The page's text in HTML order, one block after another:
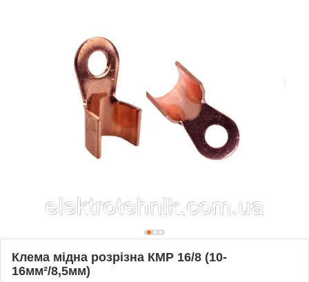
Клема мідна розрізна КМР 16/8 (10-
16мм²/8,5мм)